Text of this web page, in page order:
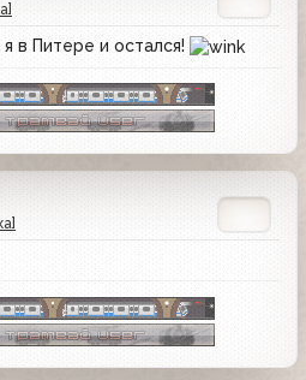
в Питере и остался!